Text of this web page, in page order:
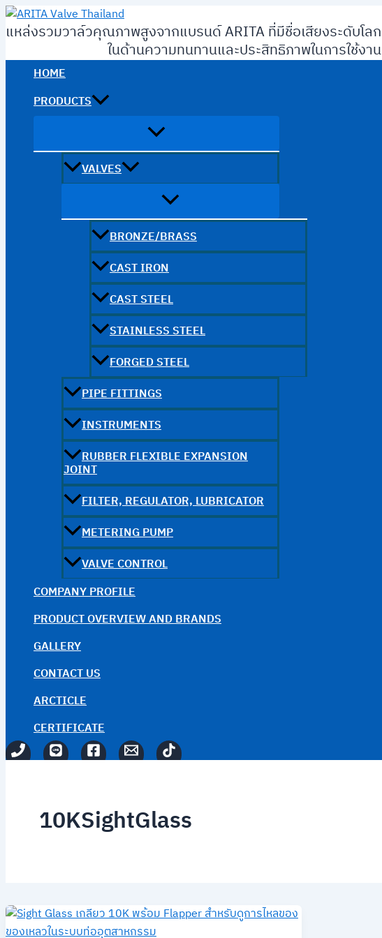
Skip
to
แหล่งรวมวาล์วคุณภาพสูงจากแบรนด์ ARITA ที่มีชื่อเสียงระดับโลก
ในด้านความทนทานและประสิทธิภาพในการใช้งาน
HOME
PRODUCTS
VALVES
BRONZE/BRASS
CAST IRON
CAST STEEL
STAINLESS STEEL
FORGED STEEL
PIPE FITTINGS
INSTRUMENTS
RUBBER FLEXIBLE EXPANSION
JOINT
FILTER, REGULATOR, LUBRICATOR
METERING PUMP
VALVE CONTROL
COMPANY PROFILE
PRODUCT OVERVIEW AND BRANDS
GALLERY
CONTACT US
ARCTICLE
CERTIFICATE
10KSightGlass